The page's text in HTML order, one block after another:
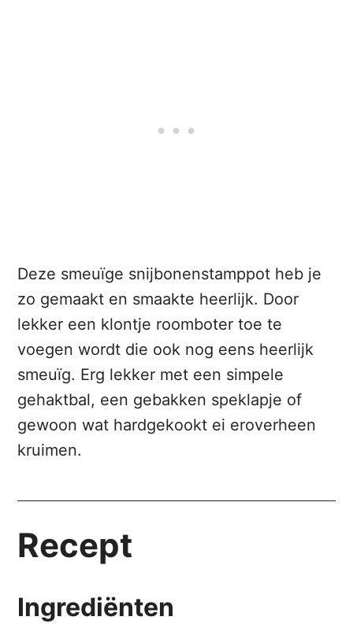
Deze smeuïge snijbonenstamppot heb je
zo gemaakt en smaakte heerlijk. Door
lekker een klontje roomboter toe te
voegen wordt die ook nog eens heerlijk
smeuïg. Erg lekker met een simpele
gehaktbal, een gebakken speklapje of
gewoon wat hardgekookt ei eroverheen
kruimen.
Recept
Ingrediënten